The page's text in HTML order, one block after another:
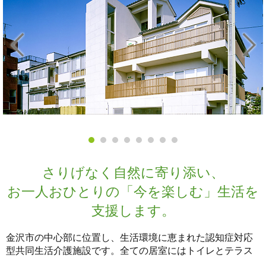
さりげなく自然に寄り添い、
お一人おひとりの「今を楽しむ」生活を
支援します。
金沢市の中心部に位置し、生活環境に恵まれた認知症対応
型共同生活介護施設です。全ての居室にはトイレとテラス